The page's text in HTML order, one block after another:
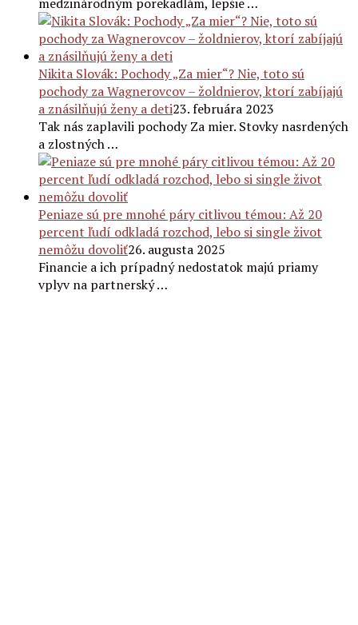
Nikita Slovák: Pochody „Za mier“? Nie, toto sú
pochody za Wagnerovcov – žoldnierov, ktorí zabíjajú
a znásilňujú ženy a deti23. februára 2023
Tak nás zaplavili pochody Za mier. Stovky nasrdených
a zlostných …
Peniaze sú pre mnohé páry citlivou témou: Až 20
percent ľudí odkladá rozchod, lebo si single život
nemôžu dovoliť26. augusta 2025
Financie a ich prípadný nedostatok majú priamy
vplyv na partnerský …